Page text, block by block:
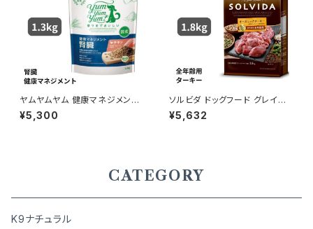
ヤムヤムヤム 健康マネジメント
腎臓 1.3kg yum yum yum !
4571245859259
¥5,300
ソルビダ ドッグフード グレイン
フリー ターキー 室内飼育全年
齢対応 1.8kg 456231201464
¥5,632
CATEGORY
K9ナチュラル